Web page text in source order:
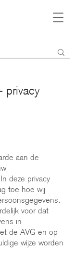
privacy
aan de
deze privacy
toe hoe wij
voor dat
in
de AVG en op
wijze worden